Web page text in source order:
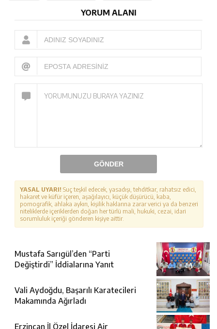
YORUM ALANI
GÖNDER
YASAL UYARI! Suç teşkil edecek, yasadışı, tehditkar, rahatsız edici,
hakaret ve küfür içeren, aşağılayıcı, küçük düşürücü, kaba,
pornografik, ahlaka aykırı, kişilik haklarına zarar verici ya da benzeri
niteliklerde içeriklerden doğan her türlü mali, hukuki, cezai, idari
sorumluluk içeriği gönderen kişiye aittir.
Mustafa Sarıgül’den “Parti
Değiştirdi” İddialarına Yanıt
Vali Aydoğdu, Başarılı Karatecileri
Makamında Ağırladı
Erzincan İl Özel İdaresi Air